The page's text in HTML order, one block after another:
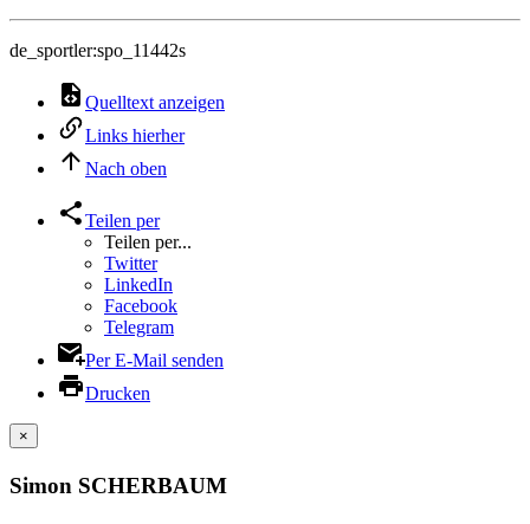
de_sportler:spo_11442s
Quelltext anzeigen
Links hierher
Nach oben
Teilen per
Teilen per...
Twitter
LinkedIn
Facebook
Telegram
Per E-Mail senden
Drucken
×
Simon SCHERBAUM